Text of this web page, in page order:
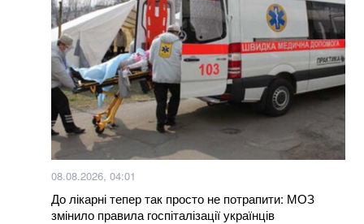
08.08.2026, 04:01
До лікарні тепер так просто не потрапити: МОЗ
змінило правила госпіталізації українців